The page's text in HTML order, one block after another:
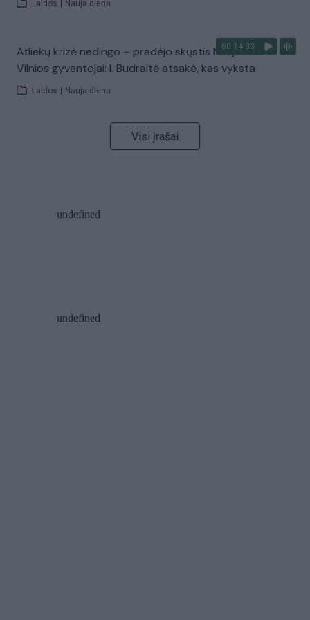
Laidos Nauja diena
00:14:33
Atliekų krizė nedingo – pradėjo skųstis Naujosios
Vilnios gyventojai: I. Budraitė atsakė, kas vyksta
Laidos Nauja diena
Visi įrašai